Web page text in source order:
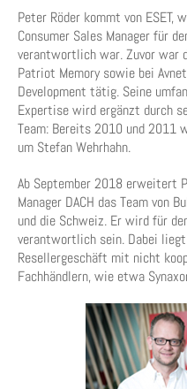
Peter Röder kommt von
Consumer Sales Manager für
verantwortlich war. Zuvor war
Patriot Memory sowie bei
Development tätig. Seine
Expertise wird ergänzt durch
Team: Bereits 2010 und 2011
um Stefan Wehrhahn.
Ab September 2018 erweitert
Manager DACH das Team von
und die Schweiz. Er wird für
verantwortlich sein. Dabei
Resellergeschäft mit nicht
Fachhändlern, wie etwa